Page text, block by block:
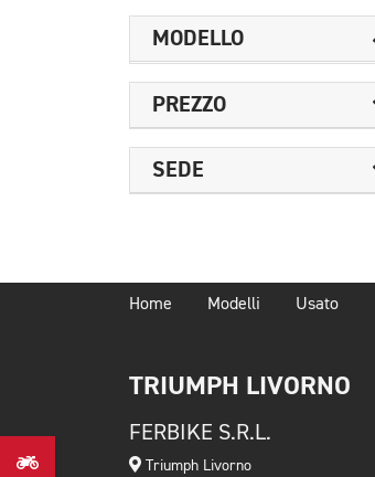
MODELLO
PREZZO
SEDE
Home Modelli Usato
TRIUMPH LIVORNO
FERBIKE S.R.L.
Triumph Livorno